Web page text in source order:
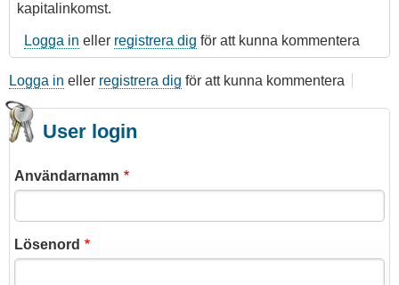
kapitalinkomst.
Logga in eller registrera dig för att kunna kommentera
Logga in eller registrera dig för att kunna kommentera
User login
Användarnamn
Lösenord